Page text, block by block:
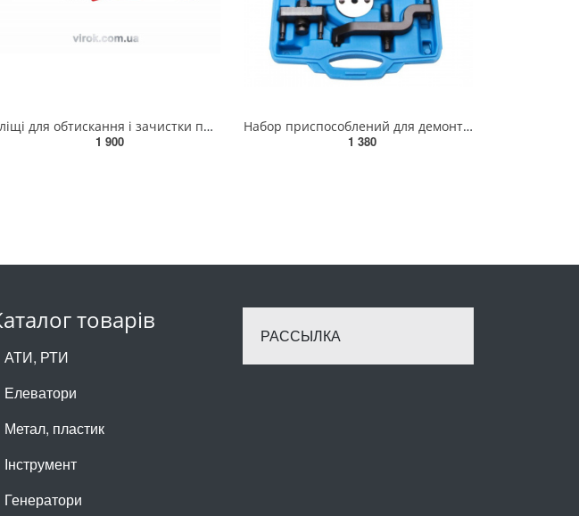
Кліщі для обтискання і зачистки проводів YATO, L=220 мм [5/30] YT-2250
1 900
Набор приспособлений для демонтажа водяного насоса 4 предмета (VAG 2.5 TDI) , в кейсе ROCKFORCE RF-4
1 380
товарів
АТИ, РТИ
Елеватори
Метал, пластик
Інструмент
Генератори
РАССЫЛКА